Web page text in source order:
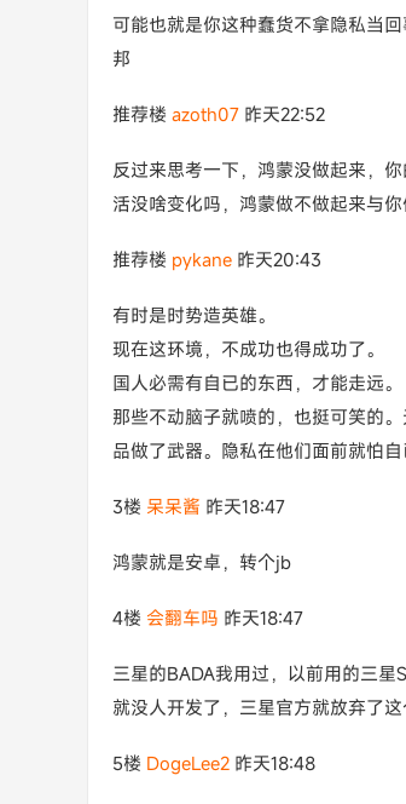
可能也就是你这种蠢货不拿隐私当
邦
推荐楼 azoth07 昨天22:52
反过来思考一下，鸿蒙没做起来，
活没啥变化吗，鸿蒙做不做起来与
推荐楼 pykane 昨天20:43
有时是时势造英雄。
现在这环境，不成功也得成功了。
国人必需有自已的东西，才能走远。
那些不动脑子就喷的，也挺可笑的
品做了武器。隐私在他们面前就怕
3楼 呆呆酱 昨天18:47
鸿蒙就是安卓，转个jb
4楼 会翻车吗 昨天18:47
三星的BADA我用过，以前用的三
就没人开发了，三星官方就放弃了这
5楼 DogeLee2 昨天18:48